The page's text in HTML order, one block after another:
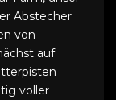
Abstecher
von
auf
voller